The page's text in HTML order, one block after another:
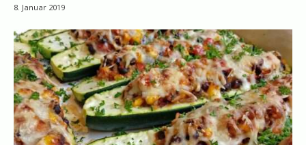
8. Januar 2019